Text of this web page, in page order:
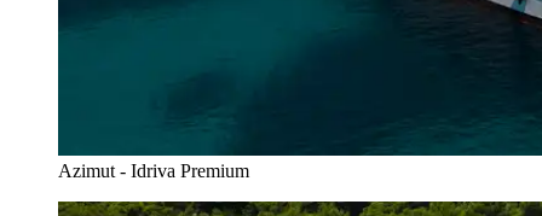
Azimut - Idriva Premium